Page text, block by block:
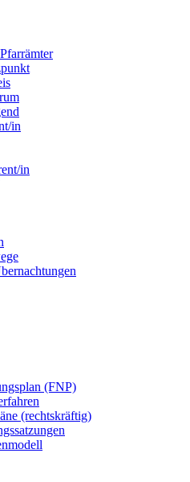
in
in
(FNP)
(rechtskräftig)